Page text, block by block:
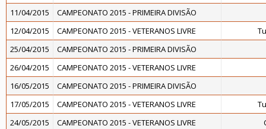
11/04/2015
CAMPEONATO 2015 - PRIMEIRA DIVISÃO
12/04/2015
CAMPEONATO 2015 - VETERANOS LIVRE
25/04/2015
CAMPEONATO 2015 - PRIMEIRA DIVISÃO
26/04/2015
CAMPEONATO 2015 - VETERANOS LIVRE
16/05/2015
CAMPEONATO 2015 - PRIMEIRA DIVISÃO
17/05/2015
CAMPEONATO 2015 - VETERANOS LIVRE
24/05/2015
CAMPEONATO 2015 - VETERANOS LIVRE